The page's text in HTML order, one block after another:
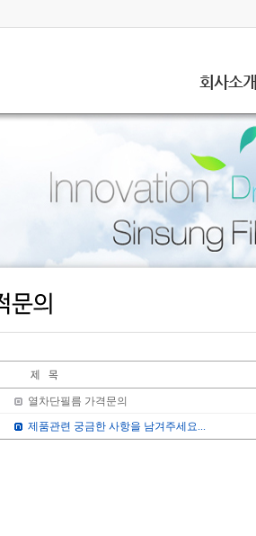
회사소개
열차단필름 가격문의
제품관련 궁금한 사항을 남겨주세요...